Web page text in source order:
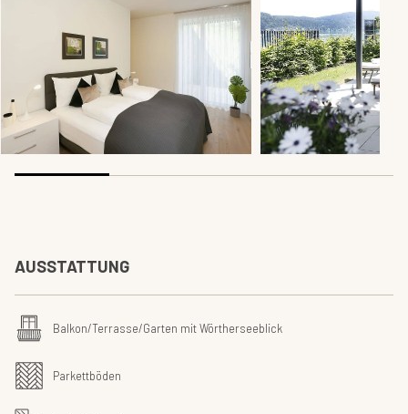
AUSSTATTUNG
Balkon/Terrasse/Garten mit Wörtherseeblick
Parkettböden